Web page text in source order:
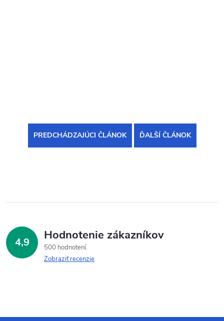
PREDCHÁDZAJÚCI ČLÁNOK ĎALŠÍ ČLÁNOK
4,9 Hodnotenie zákazníkov
500 hodnotení
Zobraziť recenzie